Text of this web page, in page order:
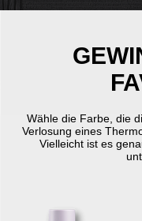
Wähle die Farbe, die
Verlosung eines
Vielleicht ist es